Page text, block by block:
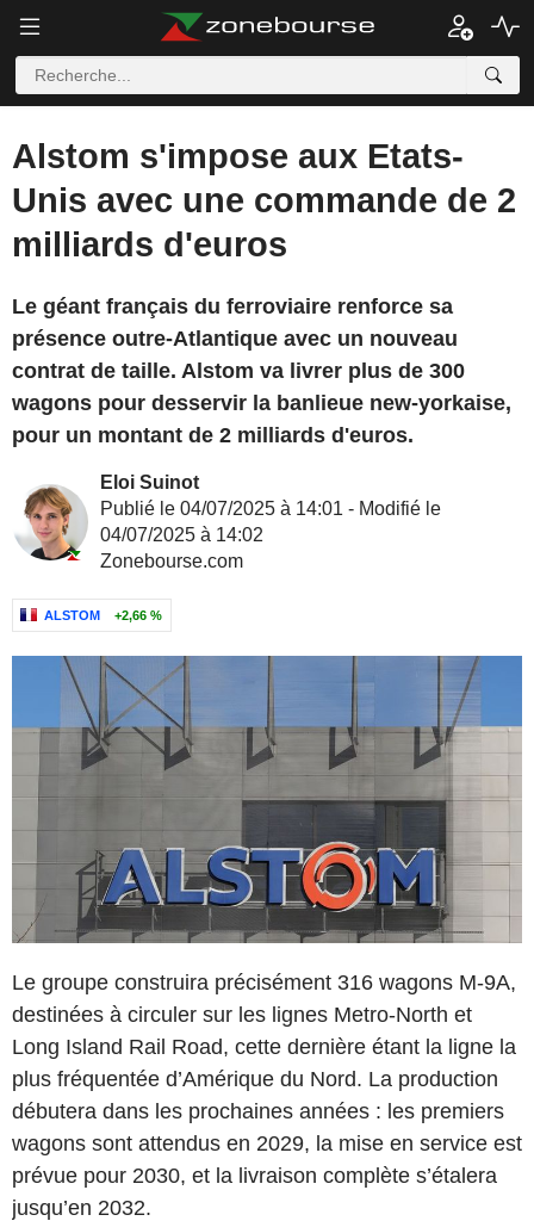
Alstom s'impose aux Etats-
Unis avec une commande de 2
milliards d'euros
Le géant français du ferroviaire renforce sa
présence outre-Atlantique avec un nouveau
contrat de taille. Alstom va livrer plus de 300
wagons pour desservir la banlieue new-yorkaise,
pour un montant de 2 milliards d'euros.
Eloi Suinot
Publié le 04/07/2025 à 14:01 - Modifié le
04/07/2025 à 14:02
Zonebourse.com
ALSTOM +2,66 %
Le groupe construira précisément 316 wagons M-9A,
destinées à circuler sur les lignes Metro-North et
Long Island Rail Road, cette dernière étant la ligne la
plus fréquentée d’Amérique du Nord. La production
débutera dans les prochaines années : les premiers
wagons sont attendus en 2029, la mise en service est
prévue pour 2030, et la livraison complète s’étalera
jusqu’en 2032.